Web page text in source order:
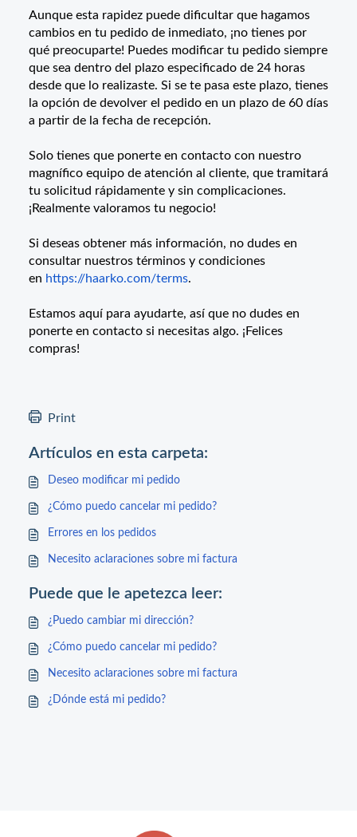
Aunque esta rapidez puede dificultar que hagamos
cambios en tu pedido de inmediato, ¡no tienes por
qué preocuparte! Puedes modificar tu pedido siempre
que sea dentro del plazo especificado de 24 horas
desde que lo realizaste. Si se te pasa este plazo, tienes
la opción de devolver el pedido en un plazo de 60 días
a partir de la fecha de recepción.
Solo tienes que ponerte en contacto con nuestro
magnífico equipo de atención al cliente, que tramitará
tu solicitud rápidamente y sin complicaciones.
¡Realmente valoramos tu negocio!
Si deseas obtener más información, no dudes en
consultar nuestros términos y condiciones
en https://haarko.com/terms.
Estamos aquí para ayudarte, así que no dudes en
ponerte en contacto si necesitas algo. ¡Felices
compras!
Print
Artículos en esta carpeta:
Deseo modificar mi pedido
¿Cómo puedo cancelar mi pedido?
Errores en los pedidos
Necesito aclaraciones sobre mi factura
Puede que le apetezca leer:
¿Puedo cambiar mi dirección?
¿Cómo puedo cancelar mi pedido?
Necesito aclaraciones sobre mi factura
¿Dónde está mi pedido?